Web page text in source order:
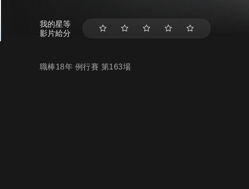
我的星等
影片給分
職棒18年 例行賽 第163場